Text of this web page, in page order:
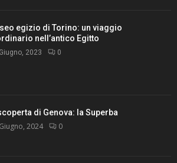
egizio di Torino: un viaggio
nell’antico Egitto
2023 0
di Genova: la Superba
2024 0